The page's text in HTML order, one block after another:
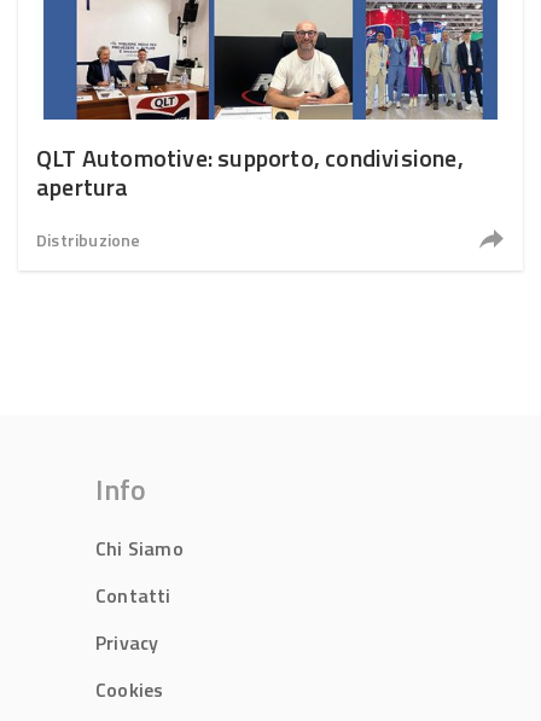
QLT Automotive: supporto, condivisione,
apertura
Distribuzione
Info
Chi Siamo
Contatti
Privacy
Cookies